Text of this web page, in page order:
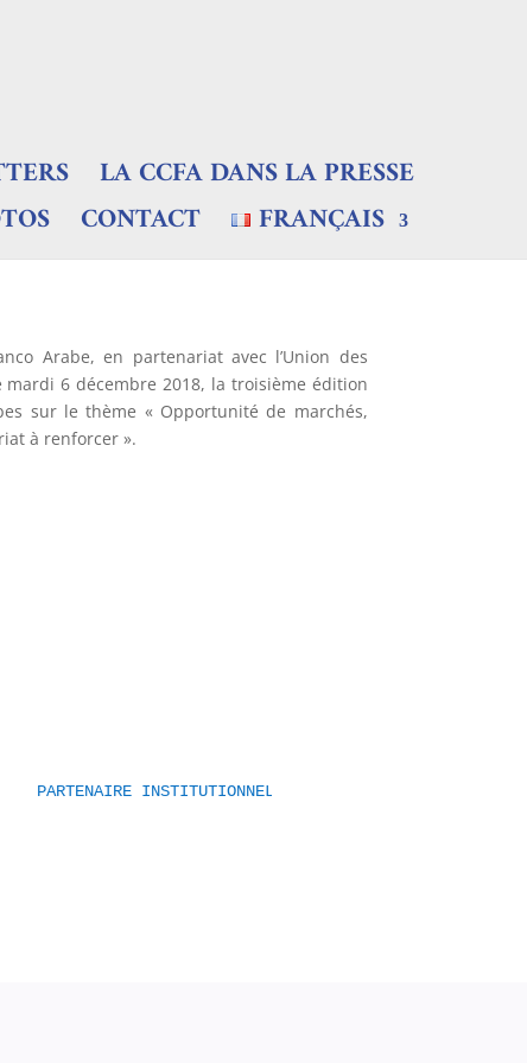
LA CCFA DANS LA PRESSE
CONTACT FRANÇAIS
Arabe, en partenariat avec l’Union des
mardi 6 décembre 2018, la troisième édition
sur le thème « Opportunité de marchés,
à renforcer ».
PARTENAIRE INSTITUTIONNEL